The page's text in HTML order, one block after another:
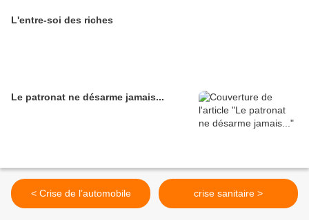
L'entre-soi des riches
Le patronat ne désarme jamais...
< Crise de l’automobile crise sanitaire >